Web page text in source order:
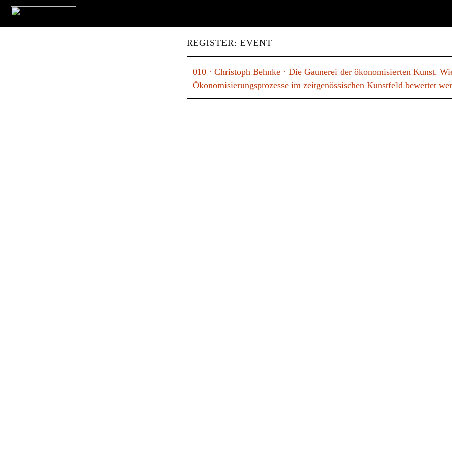
REGISTER: EVENT
010 · Christoph Behnke · Die Gaunerei der ökonomisierten Kunst.
Ökonomisierungsprozesse im zeitgenössischen Kunstfeld bewertet